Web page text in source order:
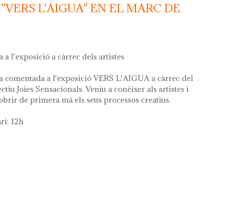
L'AIGUA" EN EL MARC DE
a l'exposició a càrrec dels artistes
comentada a l'exposició VERS L'AIGUA a càrrec del
Joies Sensacionals. Veniu a conèixer als artistes i
de primera mà els seus processos creatius.
12h
"vers l'aigua" en el marc de la setmana cultural